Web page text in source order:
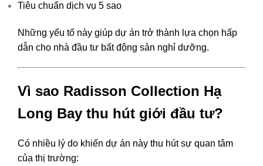
Tiêu chuẩn dịch vụ 5 sao
Những yếu tố này giúp dự án trở thành lựa chọn hấp
dẫn cho nhà đầu tư bất động sản nghỉ dưỡng.
Vì sao Radisson Collection Hạ
Long Bay thu hút giới đầu tư?
Có nhiều lý do khiến dự án này thu hút sự quan tâm
của thị trường: